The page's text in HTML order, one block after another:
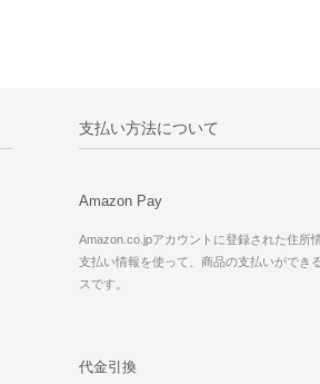
支払い方法について
Amazon Pay
Amazon.co.jpアカウントに登録された住所
支払い情報を使って、商品の支払いができ
スです。
代金引換